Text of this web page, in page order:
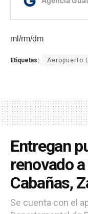
ml/rm/dm
Etiquetas: Aeropuerto
Entregan
renovado
Cabañas,
Se cuenta con el